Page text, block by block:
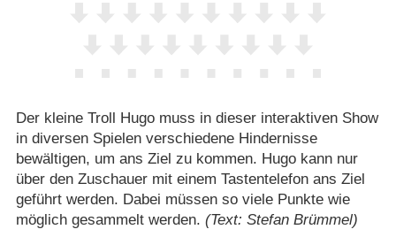
Der kleine Troll Hugo muss in dieser interaktiven Show
in diversen Spielen verschiedene Hindernisse
bewältigen, um ans Ziel zu kommen. Hugo kann nur
über den Zuschauer mit einem Tastentelefon ans Ziel
geführt werden. Dabei müssen so viele Punkte wie
möglich gesammelt werden. (Text: Stefan Brümmel)